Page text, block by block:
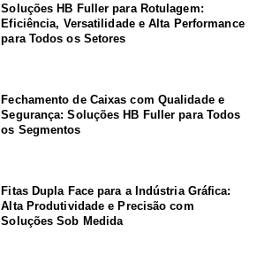
Soluções HB Fuller para Rotulagem:
Eficiência, Versatilidade e Alta Performance
para Todos os Setores
Fechamento de Caixas com Qualidade e
Segurança: Soluções HB Fuller para Todos
os Segmentos
Fitas Dupla Face para a Indústria Gráfica:
Alta Produtividade e Precisão com
Soluções Sob Medida